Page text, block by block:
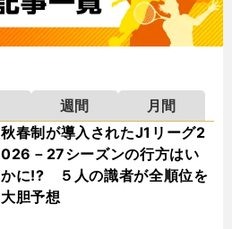
週間
月間
秋春制が導入されたJ1リーグ2
026－27シーズンの行方はい
かに!? ５人の識者が全順位を
大胆予想